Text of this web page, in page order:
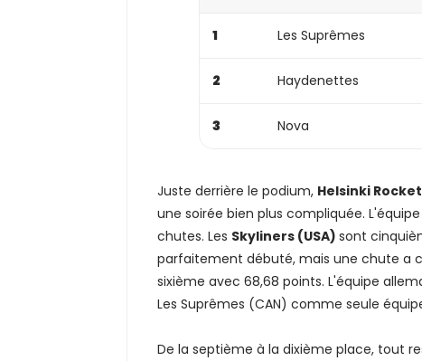
1 Les Suprêmes
2 Haydenettes
3 Nova
Juste derrière le podium, Helsinki
une soirée bien plus compliquée.
chutes. Les Skyliners (USA) sont
parfaitement débuté, mais une chute a
sixième avec 68,68 points. L'équipe
Les Suprêmes (CAN) comme seule
De la septième à la dixième place, tout